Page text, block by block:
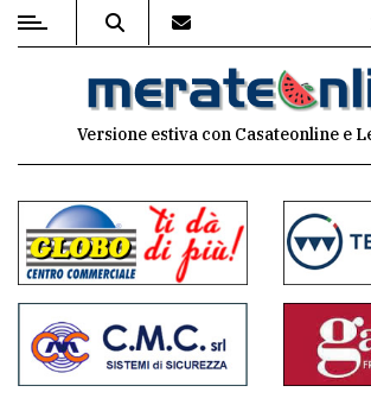
MENU
commenti
Contenuti
del
sito
Versione estiva con Casateonline e